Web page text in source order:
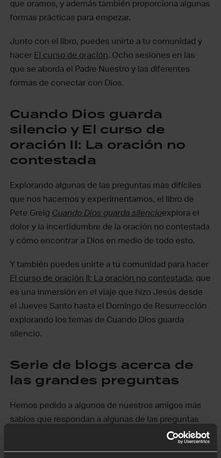
que oramos, y además también proporciona algunas
formas prácticas para empezar.
Junto con el libro, puedes unirte a tu comunidad y
hacer El curso de oración. Ocho sesiones en las
que se aborda el Padre Nuestro y las diferentes
formas de conectar con Dios.
Cuando Dios guarda
silencio y El curso de
oración II: La oración no
contestada
Explorando algunas de las preguntas más difíciles
que nos hacemos y experimentamos, el libro de
Pete Greig Cuando Dios guarda silencioexplora el
dolor y la incertidumbre de la oración no contestada
y cómo encontrar a Dios en medio de todo esto.
Y también puedes unirte a tu comunidad para hacer
El curso de oración II: La oración no contestada, que
es una inmersión en el viaje que hizo Jesús desde
el Jueves Santo hasta el Domingo de Resurrección
explorando los temas de Cuando Dios guarda
silencio.
Serie de blogs acerca de
las grandes preguntas
Hemos pedido a algunos de nuestros amigos más
sabios que respondan a algunas de las preguntas
más importantes sobre la oración en seis entradas
de blog. Explora Ora por el mundo, si la oración